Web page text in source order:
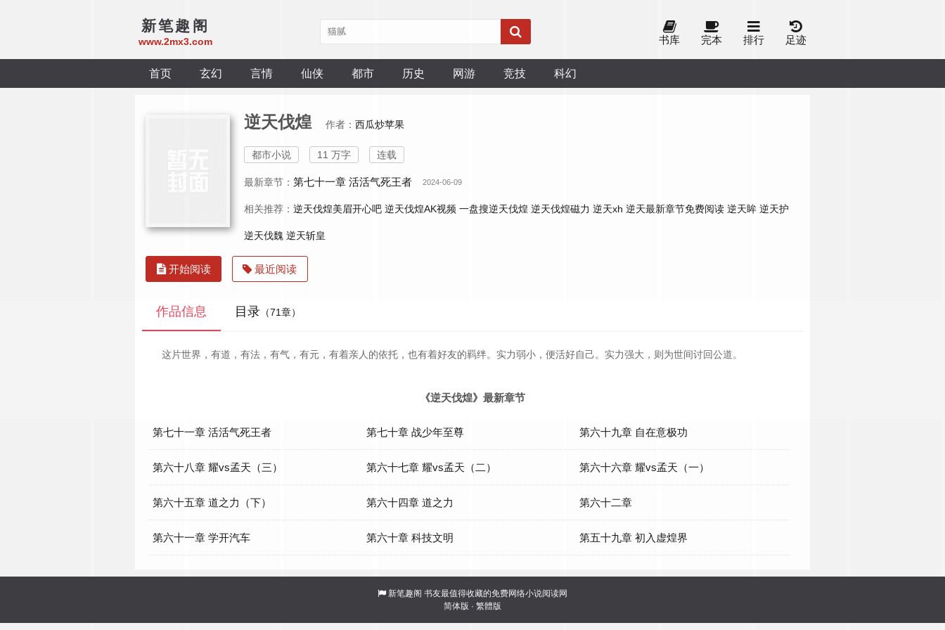
新笔趣阁
www.2mx3.com 书库 完本 排行 足迹
首页 玄幻 言情 仙侠 都市 历史 网游 竞技 科幻
逆天伐煌 作者： 西瓜炒苹果
都市小说 11 万字 连载
最新章节： 第七十一章 活活气死王者 2024-06-09
相关推荐： 逆天伐煌美眉开心吧 逆天伐煌AK视频 一盘搜逆天伐煌 逆天伐煌磁力 逆天xh 逆天最新章节免费阅读 逆天眸 逆天护
逆天伐魏 逆天斩皇
开始阅读 最近阅读
作品信息 目录 （71章）
这片世界，有道，有法，有气，有元，有着亲人的依托，也有着好友的羁绊。实力弱小，便活好自己。实力强大，则为世间讨回公道。
《逆天伐煌》最新章节
第七十一章 活活气死王者 第七十章 战少年至尊 第六十九章 自在意极功
第六十八章 耀vs孟天（三） 第六十七章 耀vs孟天（二） 第六十六章 耀vs孟天（一）
第六十五章 道之力（下） 第六十四章 道之力 第六十二章
第六十一章 学开汽车 第六十章 科技文明 第五十九章 初入虚煌界
新笔趣阁 书友最值得收藏的免费网络小说阅读网
简体版 · 繁體版